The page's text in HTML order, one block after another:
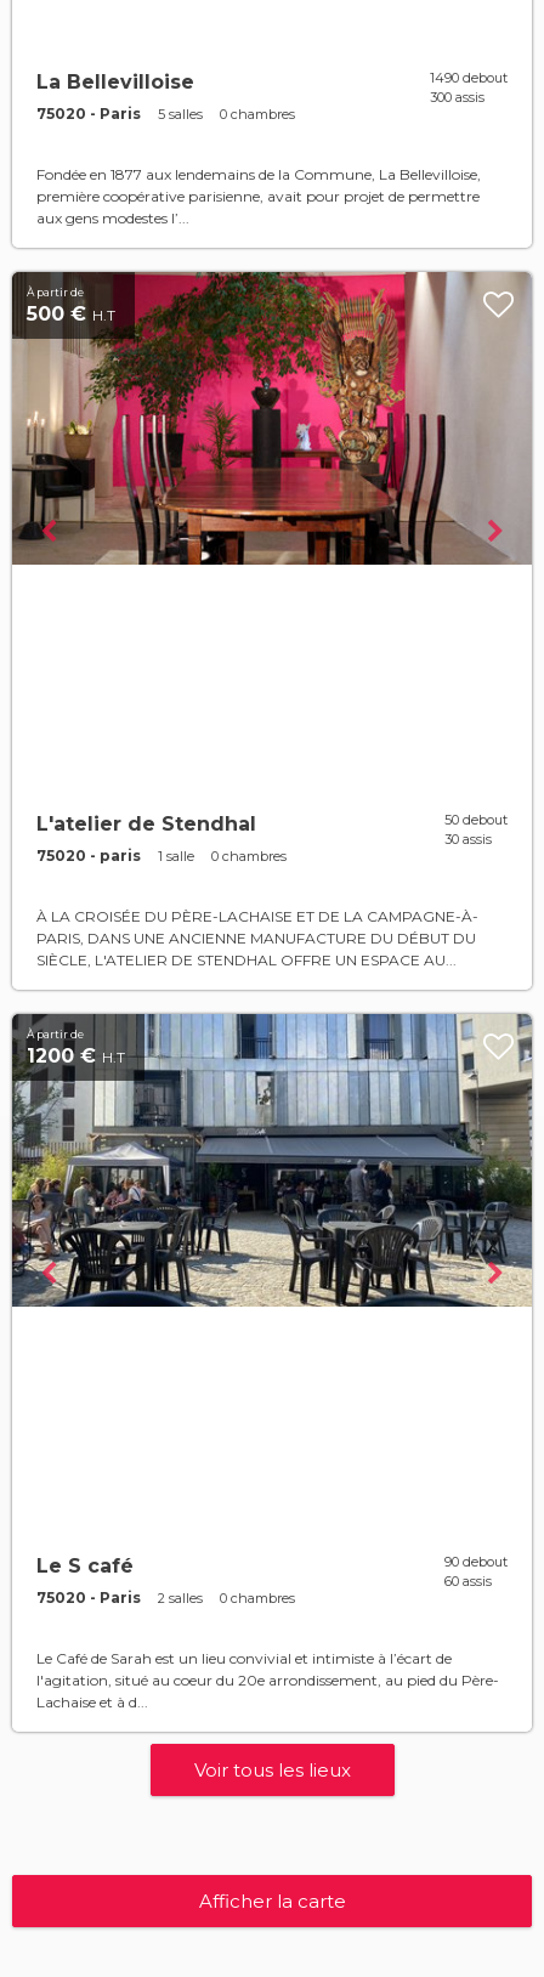
La Bellevilloise
75020 - Paris 5 salles 0 chambres
1490 debout
300 assis
Fondée en 1877 aux lendemains de la Commune, La Bellevilloise,
première coopérative parisienne, avait pour projet de permettre
aux gens modestes l’...
À partir de
500 € H.T
L'atelier de Stendhal
75020 - paris 1 salle 0 chambres
50 debout
30 assis
À LA CROISÉE DU PÈRE-LACHAISE ET DE LA CAMPAGNE-À-
PARIS, DANS UNE ANCIENNE MANUFACTURE DU DÉBUT DU
SIÈCLE, L'ATELIER DE STENDHAL OFFRE UN ESPACE AU...
À partir de
1200 € H.T
Le S café
75020 - Paris 2 salles 0 chambres
90 debout
60 assis
Le Café de Sarah est un lieu convivial et intimiste à l’écart de
l'agitation, situé au coeur du 20e arrondissement, au pied du Père-
Lachaise et à d...
Voir tous les lieux
Afficher la carte